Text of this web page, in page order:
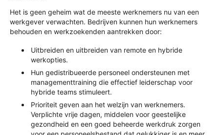
Het is geen geheim wat de meeste werknemers nu van een
werkgever verwachten. Bedrijven kunnen hun werknemers
behouden en werkzoekenden aantrekken door:
Uitbreiden en uitbreiden van remote en hybride
werkopties.
Hun gedistribueerde personeel ondersteunen met
managementtraining die effectief leiderschap voor
hybride teams stimuleert.
Prioriteit geven aan het welzijn van werknemers.
Verplichte vrije dagen, middelen voor geestelijke
gezondheid en een goed beheerde werkdruk zorgen